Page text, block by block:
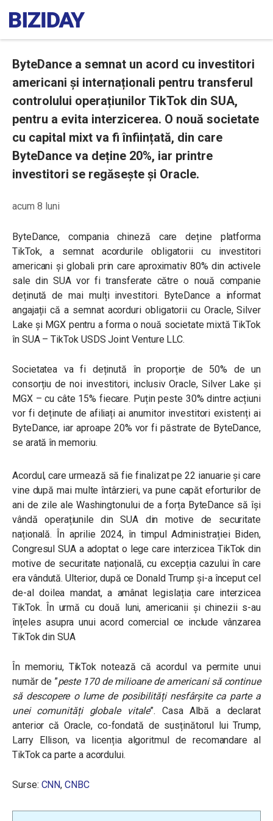
ByteDance a semnat un acord cu investitori
americani și internaționali pentru transferul
controlului operațiunilor TikTok din SUA,
pentru a evita interzicerea. O nouă societate
cu capital mixt va fi înființată, din care
ByteDance va deține 20%, iar printre
investitori se regăsește și Oracle.
acum 8 luni
ByteDance, compania chineză care deține platforma
TikTok, a semnat acordurile obligatorii cu investitori
americani și globali prin care aproximativ 80% din activele
sale din SUA vor fi transferate către o nouă companie
deținută de mai mulți investitori. ByteDance a informat
angajații că a semnat acorduri obligatorii cu Oracle, Silver
Lake și MGX pentru a forma o nouă societate mixtă TikTok
în SUA – TikTok USDS Joint Venture LLC.
Societatea va fi deținută în proporție de 50% de un
consorțiu de noi investitori, inclusiv Oracle, Silver Lake și
MGX – cu câte 15% fiecare. Puțin peste 30% dintre acțiuni
vor fi deținute de afiliați ai anumitor investitori existenți ai
ByteDance, iar aproape 20% vor fi păstrate de ByteDance,
se arată în memoriu.
Acordul, care urmează să fie finalizat pe 22 ianuarie și care
vine după mai multe întârzieri, va pune capăt eforturilor de
ani de zile ale Washingtonului de a forța ByteDance să își
vândă operațiunile din SUA din motive de securitate
națională. În aprilie 2024, în timpul Administrației Biden,
Congresul SUA a adoptat o lege care interzicea TikTok din
motive de securitate națională, cu excepția cazului în care
era vândută. Ulterior, după ce Donald Trump și-a început cel
de-al doilea mandat, a amânat legislația care interzicea
TikTok. În urmă cu două luni, americanii și chinezii s-au
înțeles asupra unui acord comercial ce include vânzarea
TikTok din SUA
În memoriu, TikTok notează că acordul va permite unui
număr de ”peste 170 de milioane de americani să continue
să descopere o lume de posibilități nesfârșite ca parte a
unei comunități globale vitale”. Casa Albă a declarat
anterior că Oracle, co-fondată de susținătorul lui Trump,
Larry Ellison, va licenția algoritmul de recomandare al
TikTok ca parte a acordului.
Surse: CNN,CNBC